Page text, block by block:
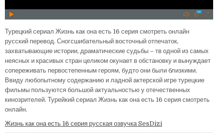
Турецкий сериал Жизнь как она есть 16 серия смотреть онлайн
русский перевод. Сногсшибательный восточный отпечаток,
захватывающие истории, драматические судьбы – тв одной из самых
неясных и красивых стран целиком окунает в обстановку и вынуждает
сопереживать первостепенным героям, будто они были близкими.
Ввиду любопытному содержанию и ладной актерской игре турецкие
фильмы пользуются большой актуальностью у отечественных
кинозрителей. Турейкий сериал Жизнь как она есть 16 серия смотреть
онлайн.
Жизнь как она есть 16 серия русская озвучка SesDizi